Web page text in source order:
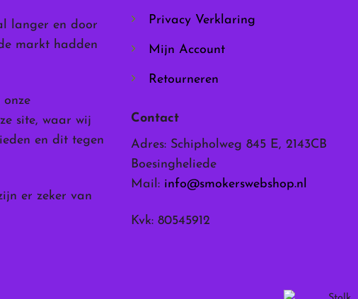
langer en door
markt hadden
site, waar wij
en dit tegen
er zeker van
Privacy Verklaring
Mijn Account
Retourneren
Contact
Adres: Schipholweg 845 E, 2143CB
Boesingheliede
Mail: info@smokerswebshop.nl
Kvk: 80545912